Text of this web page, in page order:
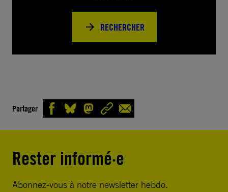
RECHERCHER
Partager
Rester informé·e
Abonnez-vous à notre newsletter hebdo.